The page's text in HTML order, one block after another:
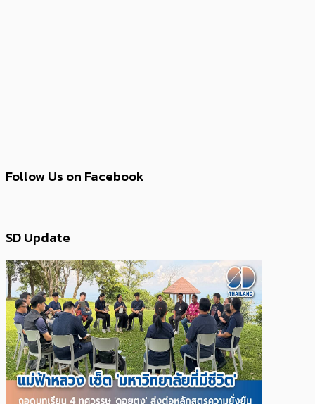
Follow Us on Facebook
SD Update